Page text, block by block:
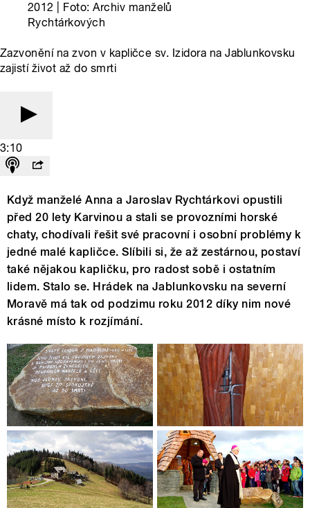
2012 | Foto: Archiv manželů
Rychtárkových
Zazvonění na zvon v kapličce sv. Izidora na Jablunkovsku
zajistí život až do smrti
3:10
Když manželé Anna a Jaroslav Rychtárkovi opustili
před 20 lety Karvinou a stali se provozními horské
chaty, chodívali řešit své pracovní i osobní problémy k
jedné malé kapličce. Slíbili si, že až zestárnou, postaví
také nějakou kapličku, pro radost sobě i ostatním
lidem. Stalo se. Hrádek na Jablunkovsku na severní
Moravě má tak od podzimu roku 2012 díky nim nové
krásné místo k rozjímání.